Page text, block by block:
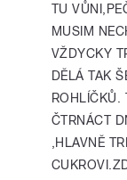
TU
MUSIM
VŽDYCKY
DĚLÁ TAK
ROHLÍČKŮ.
ČTRNÁCT
,HLAVNĚ